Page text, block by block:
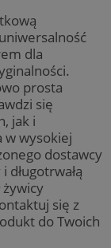
dla
prosta
się
jak i
w wysokiej
dostawcy
żywicy
się z
do Twoich